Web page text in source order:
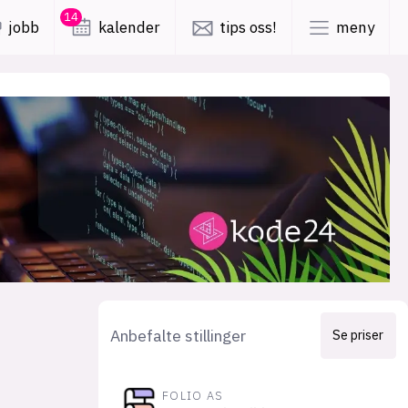
jobb
14
kalender tips oss! meny
lys modus
mørk modus
nyhetsbrev
kode24-klubben
LinkedIn
Bluesky
annonseguide
Anbefalte stillinger Se priser
FOLIO AS